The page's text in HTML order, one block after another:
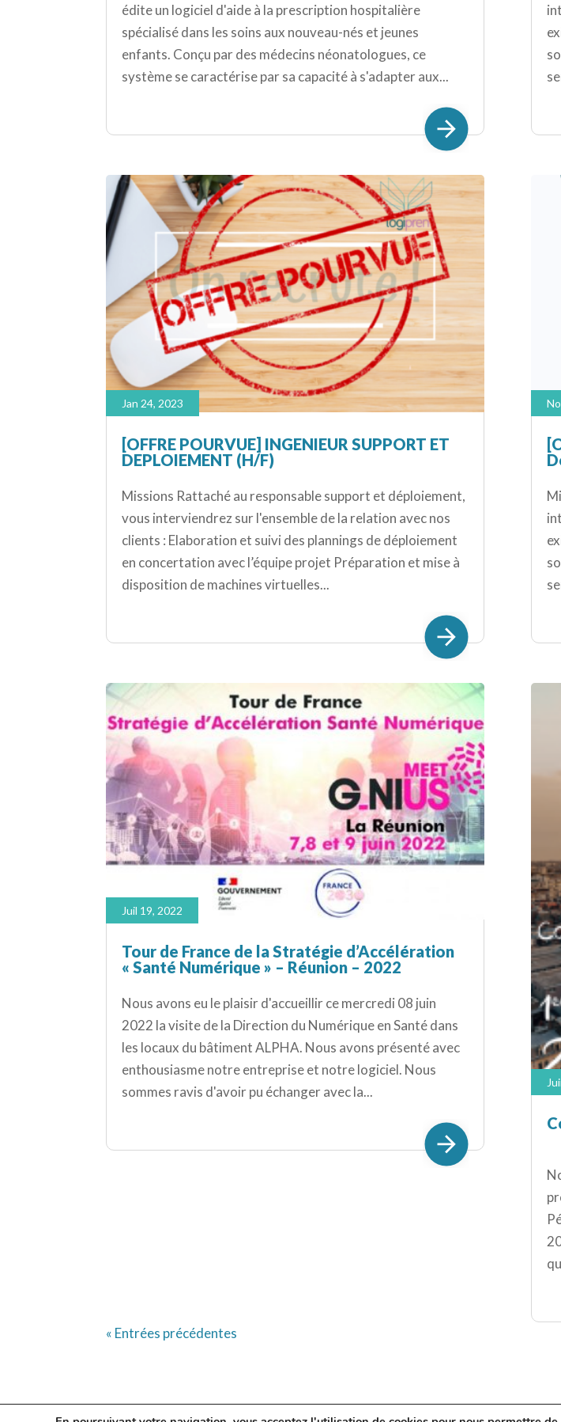
édite un logiciel d'aide à la prescription hospitalière
spécialisé dans les soins aux nouveau-nés et jeunes
enfants. Conçu par des médecins néonatologues, ce
système se caractérise par sa capacité à s'adapter aux...
[OFFRE POURVUE] INGENIEUR SUPPORT ET
DEPLOIEMENT (H/F)
Jan 24, 2023
Missions Rattaché au responsable support et déploiement,
vous interviendrez sur l'ensemble de la relation avec nos
clients : Elaboration et suivi des plannings de déploiement
en concertation avec l’équipe projet Préparation et mise à
disposition de machines virtuelles...
Tour de France de la Stratégie d’Accélération
« Santé Numérique » – Réunion – 2022
Juil 19, 2022
Nous avons eu le plaisir d'accueillir ce mercredi 08 juin
2022 la visite de la Direction du Numérique en Santé dans
les locaux du bâtiment ALPHA. Nous avons présenté avec
enthousiasme notre entreprise et notre logiciel. Nous
sommes ravis d'avoir pu échanger avec la...
« Entrées précédentes